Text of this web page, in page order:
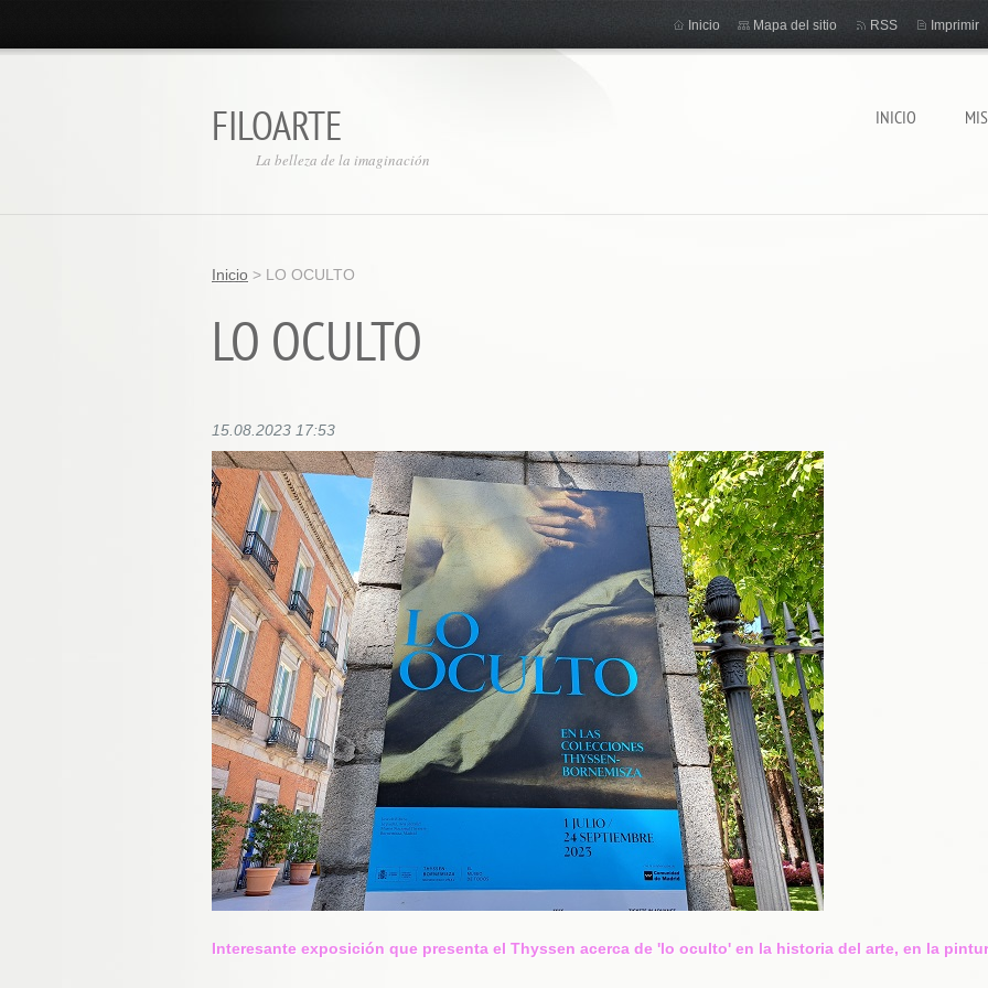
FILOARTE
La belleza de la imaginación
INICIO
Inicio Mapa del sitio RSS Imprimir
Inicio > LO OCULTO
LO OCULTO
15.08.2023 17:53
Interesante exposición que presenta el Thyssen acerca de 'lo oculto' en la historia del arte, en la